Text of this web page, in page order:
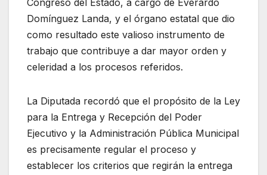
Congreso del Estado, a cargo de Everardo
Domínguez Landa, y el órgano estatal que dio
como resultado este valioso instrumento de
trabajo que contribuye a dar mayor orden y
celeridad a los procesos referidos.
La Diputada recordó que el propósito de la Ley
para la Entrega y Recepción del Poder
Ejecutivo y la Administración Pública Municipal
es precisamente regular el proceso y
establecer los criterios que regirán la entrega